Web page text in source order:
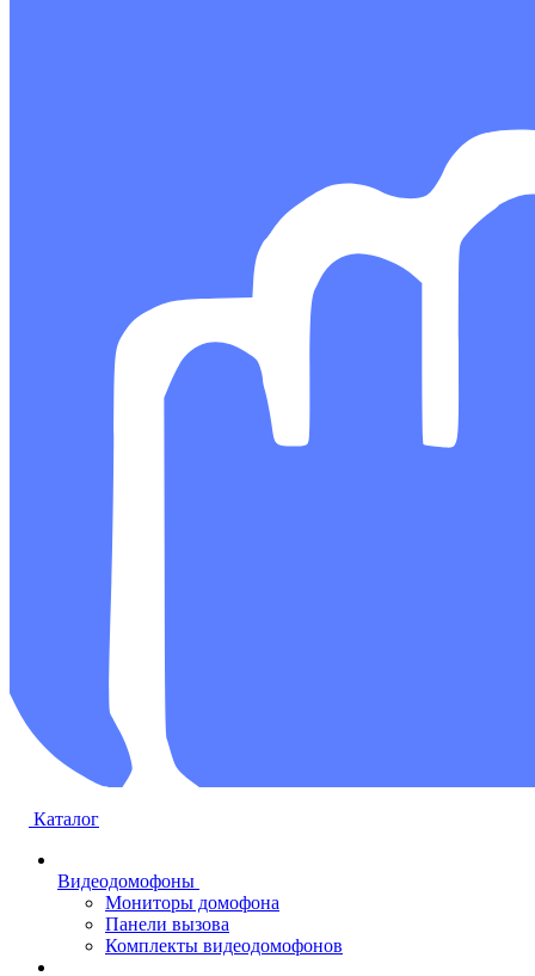
Каталог
Видеодомофоны
Мониторы домофона
Панели вызова
Комплекты видеодомофонов